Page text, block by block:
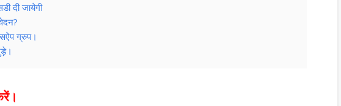
दी जायेगी
ग्रुप।